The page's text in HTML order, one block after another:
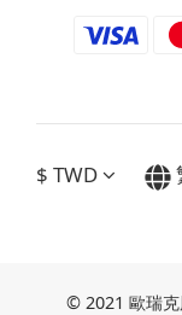
$ TWD
© 2021 歐瑞克